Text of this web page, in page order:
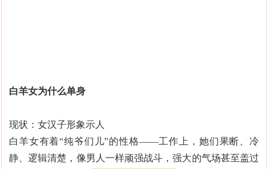
白羊女为什么单身
现状：女汉子形象示人
白羊女有着“纯爷们儿”的性格——工作上，她们果断、冷
静、逻辑清楚，像男人一样顽强战斗，强大的气场甚至盖过